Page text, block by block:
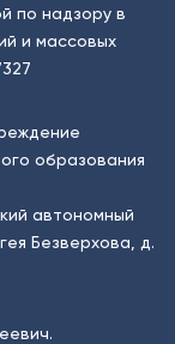
по надзору в
и массовых
образования
автономный
Безверхова, д.